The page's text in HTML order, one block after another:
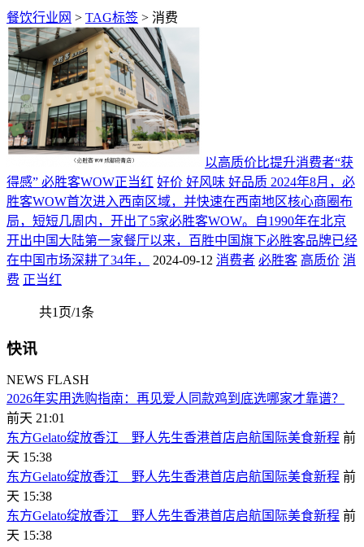
餐饮行业网 > TAG标签 > 消费
以高质价比提升消费者“获
得感” 必胜客WOW正当红 好价 好风味 好品质 2024年8月，必
胜客WOW首次进入西南区域，并快速在西南地区核心商圈布
局，短短几周内，开出了5家必胜客WOW。自1990年在北京
开出中国大陆第一家餐厅以来，百胜中国旗下必胜客品牌已经
在中国市场深耕了34年，
2024-09-12 消费者 必胜客 高质价 消
费 正当红
共1页/1条
快讯
NEWS FLASH
2026年实用选购指南：再见爱人同款鸡到底选哪家才靠谱？
前天 21:01
东方Gelato绽放香江 野人先生香港首店启航国际美食新程 前
天 15:38
东方Gelato绽放香江 野人先生香港首店启航国际美食新程 前
天 15:38
东方Gelato绽放香江 野人先生香港首店启航国际美食新程 前
天 15:38